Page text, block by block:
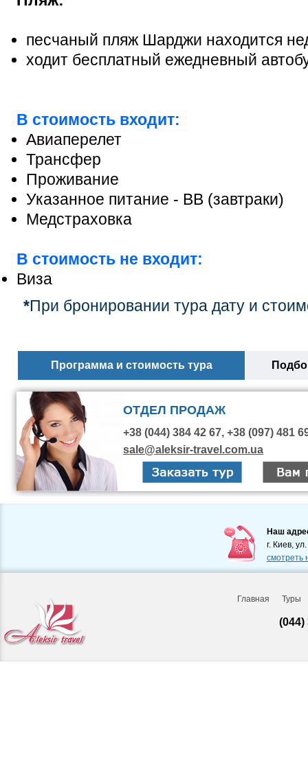
песчаный пляж Шарджи находится
ходит бесплатный ежедневный
В стоимость входит:
Авиаперелет
Трансфер
Проживание
Указанное питание - BB (завтраки)
Медстраховка
В стоимость не входит:
Виза
*При бронировании тура дату и
Программа и стоимость тура
ОТДЕЛ ПРОДАЖ
+38 (044) 384 42 67, +38 (097) 481
sale@aleksir-travel.com.ua
Наш
г. Киев,
смотреть
Главная Туры
(044)